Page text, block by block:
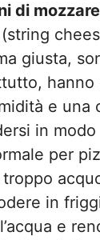
di
(string
giusta,
hanno
e una
in
per
in
e